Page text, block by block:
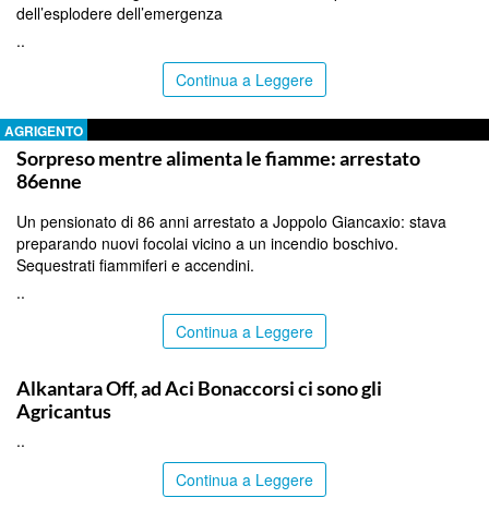
dell’esplodere dell’emergenza
..
Continua a Leggere
AGRIGENTO
Sorpreso mentre alimenta le fiamme: arrestato
86enne
Un pensionato di 86 anni arrestato a Joppolo Giancaxio: stava
preparando nuovi focolai vicino a un incendio boschivo.
Sequestrati fiammiferi e accendini.
..
Continua a Leggere
Alkantara Off, ad Aci Bonaccorsi ci sono gli
Agricantus
..
Continua a Leggere